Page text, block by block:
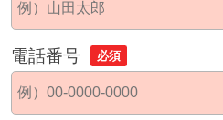
電話番号 必須